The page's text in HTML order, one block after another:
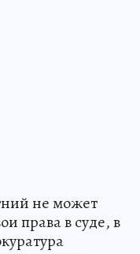
не может
права в суде, в